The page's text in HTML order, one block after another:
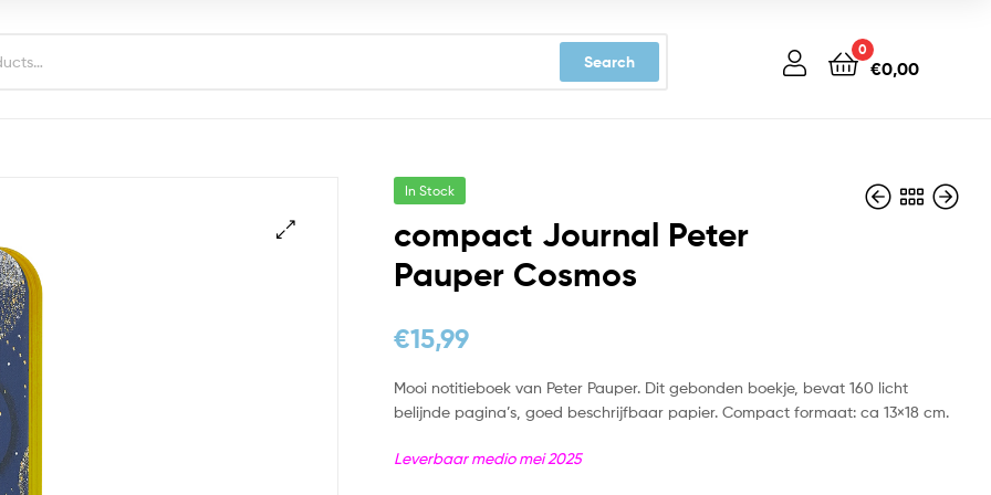
Search
0
€0,00
In Stock
compact Journal Peter
Pauper Cosmos
€15,99
Mooi notitieboek van Peter Pauper. Dit gebonden boekje, bevat 160 licht
belijnde pagina’s, goed beschrijfbaar papier. Compact formaat: ca 13×18 cm.
Leverbaar medio mei 2025